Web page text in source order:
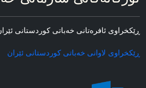
ڕێکخراوی ئافره‌تانی خه‌باتی کوردستانی
ڕێکخراوی لاوانی خه‌باتی کوردستانی ئێران